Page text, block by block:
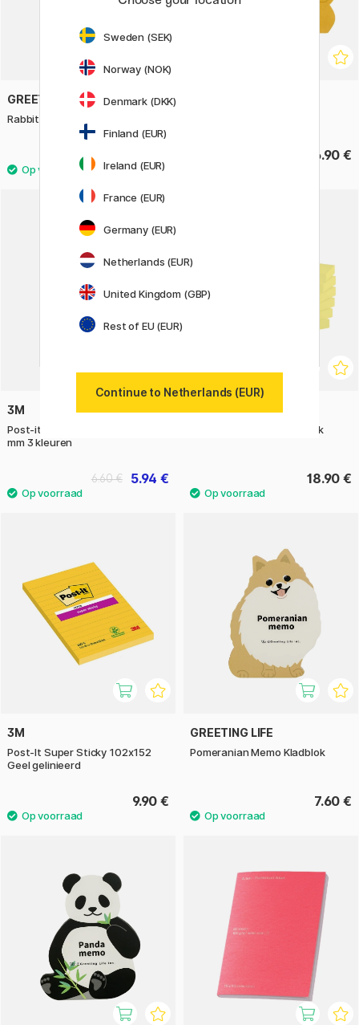
GREETING LIFE
Rabbit Memo Kladblok
6.90 €
3M
Post-it Index Tabs 25,4x43,2
mm 3 kleuren
5.94 €
6.60 €
3M
Post‑it 38×51 geel 12‑pack
18.90 €
3M
Post-It Super Sticky 102x152
Geel gelinieerd
9.90 €
GREETING LIFE
Pomeranian Memo Kladblok
7.60 €
Sweden (SEK)
Norway (NOK)
Denmark (DKK)
Finland (EUR)
Ireland (EUR)
France (EUR)
Germany (EUR)
Netherlands (EUR)
United Kingdom (GBP)
Rest of EU (EUR)
Continue to Netherlands (EUR)